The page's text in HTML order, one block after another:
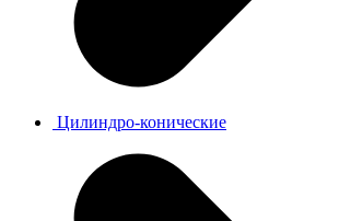
Цилиндро-конические